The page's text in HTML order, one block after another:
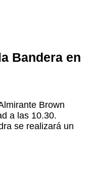
Bandera en
Brown
a las 10.30.
se realizará un